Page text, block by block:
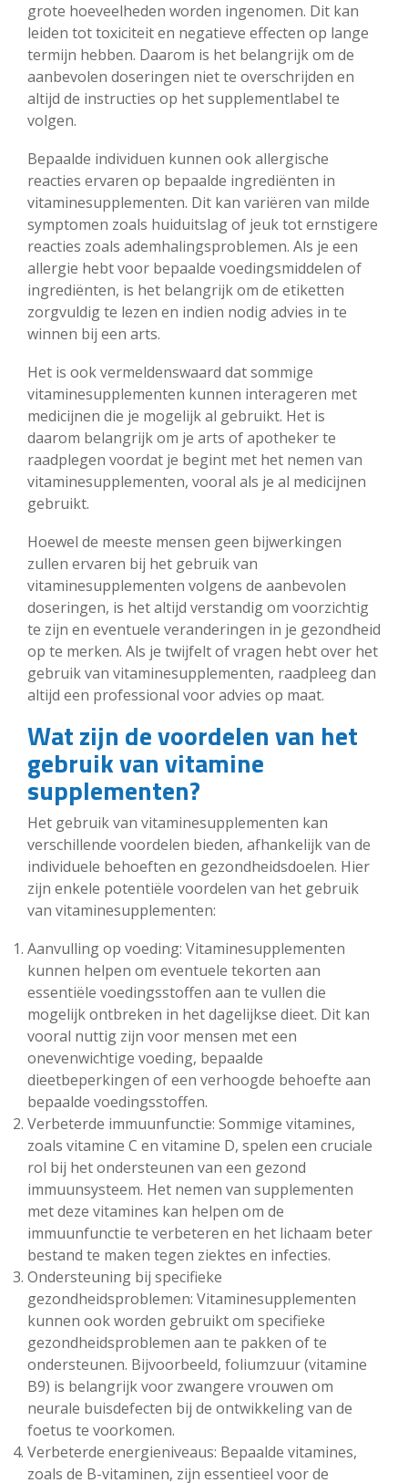
grote hoeveelheden worden ingenomen. Dit kan
leiden tot toxiciteit en negatieve effecten op lange
termijn hebben. Daarom is het belangrijk om de
aanbevolen doseringen niet te overschrijden en
altijd de instructies op het supplementlabel te
volgen.
Bepaalde individuen kunnen ook allergische
reacties ervaren op bepaalde ingrediënten in
vitaminesupplementen. Dit kan variëren van milde
symptomen zoals huiduitslag of jeuk tot ernstigere
reacties zoals ademhalingsproblemen. Als je een
allergie hebt voor bepaalde voedingsmiddelen of
ingrediënten, is het belangrijk om de etiketten
zorgvuldig te lezen en indien nodig advies in te
winnen bij een arts.
Het is ook vermeldenswaard dat sommige
vitaminesupplementen kunnen interageren met
medicijnen die je mogelijk al gebruikt. Het is
daarom belangrijk om je arts of apotheker te
raadplegen voordat je begint met het nemen van
vitaminesupplementen, vooral als je al medicijnen
gebruikt.
Hoewel de meeste mensen geen bijwerkingen
zullen ervaren bij het gebruik van
vitaminesupplementen volgens de aanbevolen
doseringen, is het altijd verstandig om voorzichtig
te zijn en eventuele veranderingen in je gezondheid
op te merken. Als je twijfelt of vragen hebt over het
gebruik van vitaminesupplementen, raadpleeg dan
altijd een professional voor advies op maat.
Wat zijn de voordelen van het
gebruik van vitamine
supplementen?
Het gebruik van vitaminesupplementen kan
verschillende voordelen bieden, afhankelijk van de
individuele behoeften en gezondheidsdoelen. Hier
zijn enkele potentiële voordelen van het gebruik
van vitaminesupplementen:
Aanvulling op voeding: Vitaminesupplementen
kunnen helpen om eventuele tekorten aan
essentiële voedingsstoffen aan te vullen die
mogelijk ontbreken in het dagelijkse dieet. Dit kan
vooral nuttig zijn voor mensen met een
onevenwichtige voeding, bepaalde
dieetbeperkingen of een verhoogde behoefte aan
bepaalde voedingsstoffen.
Verbeterde immuunfunctie: Sommige vitamines,
zoals vitamine C en vitamine D, spelen een cruciale
rol bij het ondersteunen van een gezond
immuunsysteem. Het nemen van supplementen
met deze vitamines kan helpen om de
immuunfunctie te verbeteren en het lichaam beter
bestand te maken tegen ziektes en infecties.
Ondersteuning bij specifieke
gezondheidsproblemen: Vitaminesupplementen
kunnen ook worden gebruikt om specifieke
gezondheidsproblemen aan te pakken of te
ondersteunen. Bijvoorbeeld, foliumzuur (vitamine
B9) is belangrijk voor zwangere vrouwen om
neurale buisdefecten bij de ontwikkeling van de
foetus te voorkomen.
Verbeterde energieniveaus: Bepaalde vitamines,
zoals de B-vitaminen, zijn essentieel voor de